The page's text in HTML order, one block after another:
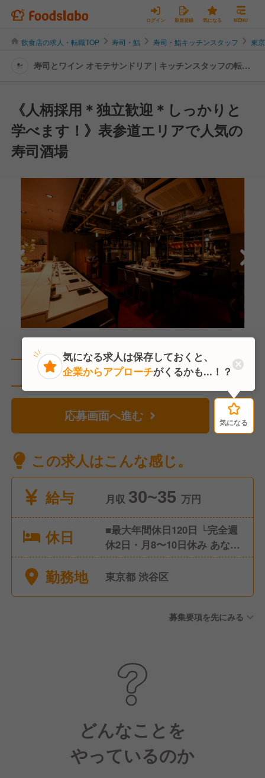
ログイン 新規登録 気になる MENU
飲食店の求人・転職TOP 寿司・鮨 寿司・鮨キッチンスタッフ 東
寿司とワイン オモテサンドリア | キッチンスタッフの転
《人柄採用＊独立歓迎＊しっかりと
学べます！》表参道エリアで人気の
寿司酒場
直近27人がこの求人を検討中
応募画面へ進む 気になる
この求人はこんな感じ。
給与
月収 30~35 万円
休日
■最大年間休日120日 └完全週
休2日・月8〜10日休み あなた
のライフスタイルに合わせて
選択可能 休みが多くても給与
高いです) ■慶弔休暇 ■育休・
勤務地 東京都 渋谷区
募集要項を先にみる
どんなことを
やっているのか
気になる
気になる求人は保存しておくと、
企業からアプローチがくるかも...！？